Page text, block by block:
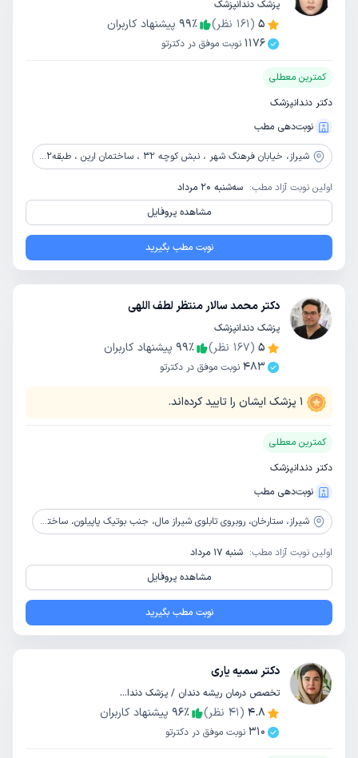
پزشک دندانپزشک
5
(
161 نظر) 99٪
پیشنهاد کاربران
1176 نوبت موفق در دکترتو
کمترین معطلی
دکتر دندانپزشک
نوبت‌دهی مطب
شیراز، خیابان فرهنگ شهر ، نبش کوچه 32 ، ساختمان ارین ، طبقه2 ، واحد 12
اولین نوبت آزاد مطب: سه‌شنبه 20 مرداد
مشاهده پروفایل
نوبت مطب بگیرید
دکتر محمد سالار منتظر لطف اللهی
پزشک دندانپزشک
5
(
167 نظر) 99٪
پیشنهاد کاربران
483 نوبت موفق در دکترتو
1 پزشک ایشان را تایید کرده‌اند.
کمترین معطلی
دکتر دندانپزشک
نوبت‌دهی مطب
شیراز، ستارخان، روبروی تابلوی شیراز مال، جنب بوتیک پاپیلون، ساختمان شروین، طبقه همکف، واحد 1
اولین نوبت آزاد مطب: شنبه 17 مرداد
مشاهده پروفایل
نوبت مطب بگیرید
دکتر سمیه یاری
تخصص درمان ریشه دندان / پزشک دندانپزشک
4.8
(
41 نظر) 96٪
پیشنهاد کاربران
310 نوبت موفق در دکترتو